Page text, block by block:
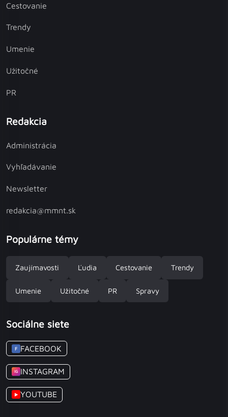
Cestovanie
Trendy
Umenie
Užitočné
PR
Redakcia
Administrácia
Vyhľadávanie
Newsletter
redakcia@mmnt.sk
Populárne témy
Zaujímavosti Ľudia Cestovanie Trendy
Umenie Užitočné PR Spravy
Sociálne siete
F FACEBOOK
IG INSTAGRAM
▶ YOUTUBE